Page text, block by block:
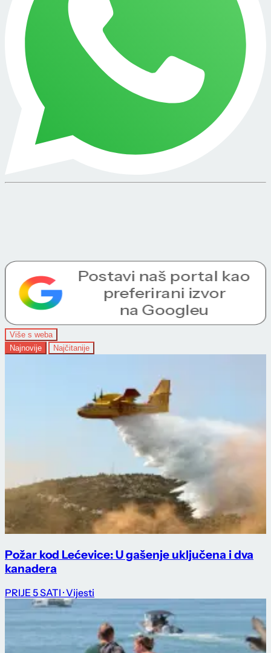
Više s weba
Najnovije
Najčitanije
Požar kod Lećevice: U gašenje uključena i dva
kanadera
PRIJE 5 SATI · Vijesti